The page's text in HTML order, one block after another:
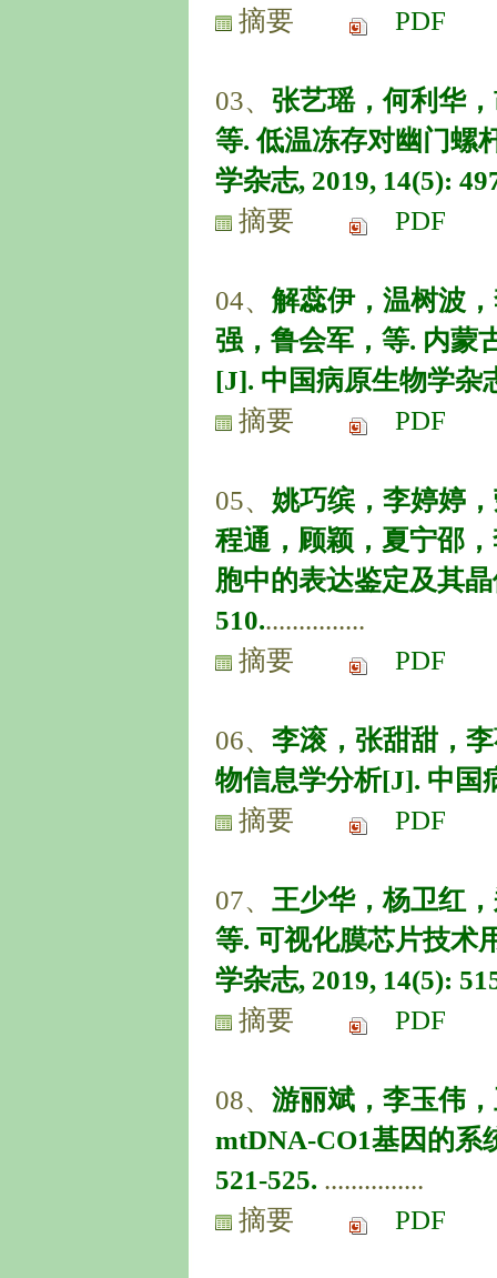
摘要
PDF
03、 张艺瑶，何利华
等. 低温冻存对幽门螺
学杂志, 2019, 14(5):
摘要
PDF
04、 解蕊伊，温树波
强，鲁会军，等. 内蒙
[J]. 中国病原生物学杂
摘要
PDF
05、 姚巧缤，李婷婷
程通，顾颖，夏宁邵
胞中的表达鉴定及其
510................
摘要
PDF
06、 李滚，张甜甜，
物信息学分析[J]. 中国
摘要
PDF
07、 王少华，杨卫红
等. 可视化膜芯片技术
学杂志, 2019, 14(5):
摘要
PDF
08、 游丽斌，李玉伟
mtDNA-CO1基因的系
521-525. ...............
摘要
PDF